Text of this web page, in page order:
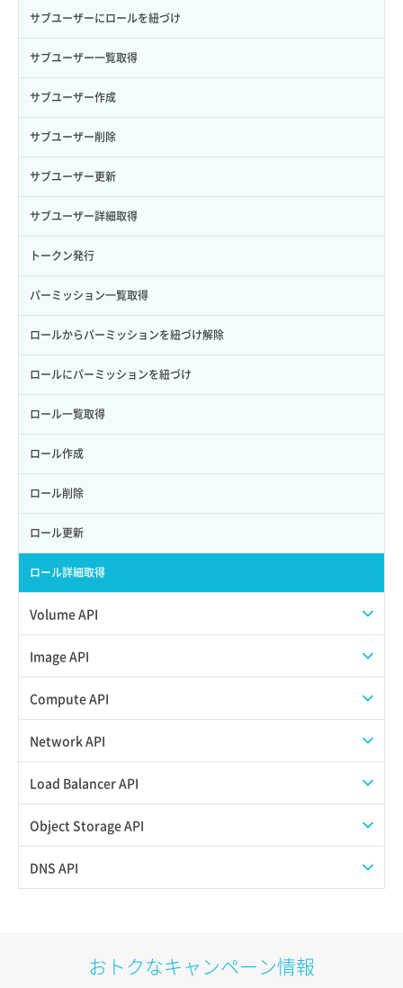
サブユーザーにロールを紐づけ
サブユーザー一覧取得
サブユーザー作成
サブユーザー削除
サブユーザー更新
サブユーザー詳細取得
トークン発行
パーミッション一覧取得
ロールからパーミッションを紐づけ解除
ロールにパーミッションを紐づけ
ロール一覧取得
ロール作成
ロール削除
ロール更新
ロール詳細取得
Volume API
スナップショット一覧取得
スナップショット作成
スナップショット削除
スナップショット詳細取得（アイテム指定）
バックアップリストア
バックアップ詳細一覧取得
Image API
ISOイメージアップロード
ISOイメージ作成
イメージ一覧取得
イメージ保存容量変更
イメージ詳細取得
Compute API
ISOイメージ挿入/排出
SSHキーペア一覧取得
SSHキーペア作成
アタッチ済みポート詳細取得
Network API
QoSポリシー一覧取得
QoSポリシー詳細取得
サブネット一覧取得
サブネット詳細取得
Load Balancer API
プール一覧取得
プール作成
Object Storage API
Web公開
DNS API
おトクなキャンペーン情報